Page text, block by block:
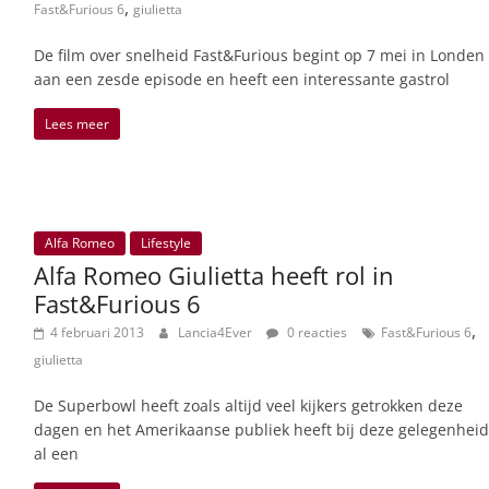
Fast&Furious 6, giulietta
De film over snelheid Fast&Furious begint op 7 mei in Londen
aan een zesde episode en heeft een interessante gastrol
Lees meer
Alfa Romeo Lifestyle
Alfa Romeo Giulietta heeft rol in
Fast&Furious 6
4 februari 2013 Lancia4Ever 0 reacties Fast&Furious 6,
giulietta
De Superbowl heeft zoals altijd veel kijkers getrokken deze
dagen en het Amerikaanse publiek heeft bij deze gelegenheid
al een